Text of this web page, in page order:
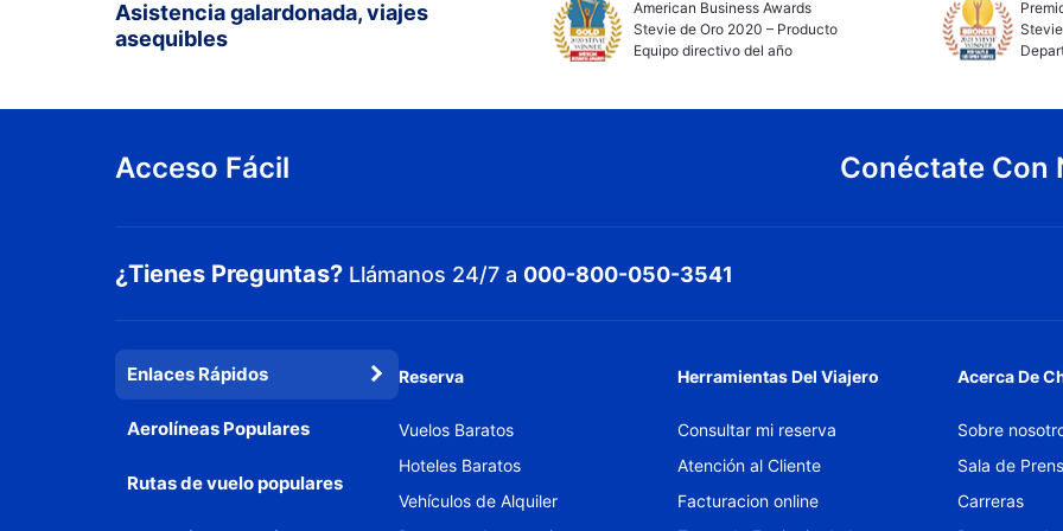
Asistencia galardonada, viajes
asequibles
American Business Awards
Stevie de Oro 2020 – Producto
Equipo directivo del año
Acceso Fácil Conéctate Con
¿Tienes Preguntas? Llámanos 24/7 a 000-800-050-3541
Enlaces Rápidos
Aerolíneas Populares
Rutas de vuelo populares
Reserva
Vuelos Baratos
Hoteles Baratos
Vehículos de Alquiler
Herramientas Del Viajero
Consultar mi reserva
Atención al Cliente
Facturacion online
Acerca De
Sobre
Sala de
Carreras